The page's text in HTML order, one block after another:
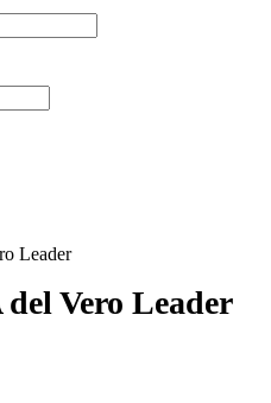
Leader
Vero Leader